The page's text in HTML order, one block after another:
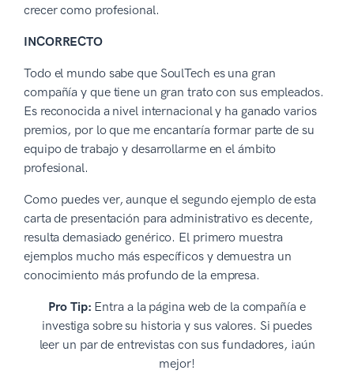
crecer como profesional.
INCORRECTO
Todo el mundo sabe que SoulTech es una gran
compañía y que tiene un gran trato con sus empleados.
Es reconocida a nivel internacional y ha ganado varios
premios, por lo que me encantaría formar parte de su
equipo de trabajo y desarrollarme en el ámbito
profesional.
Como puedes ver, aunque el segundo ejemplo de esta
carta de presentación para administrativo es decente,
resulta demasiado genérico. El primero muestra
ejemplos mucho más específicos y demuestra un
conocimiento más profundo de la empresa.
Pro Tip: Entra a la página web de la compañía e
investiga sobre su historia y sus valores. Si puedes
leer un par de entrevistas con sus fundadores, ¡aún
mejor!